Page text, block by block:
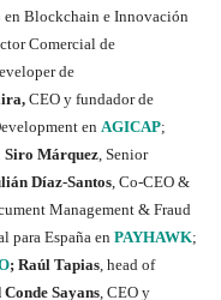
en Blockchain e Innovación
Comercial de
de
CEO y fundador de
en AGICAP;
Siro Márquez, Senior
Díaz-Santos, Co-CEO &
Management & Fraud
para España en PAYHAWK;
; Raúl Tapias, head of
Sayans, CEO y